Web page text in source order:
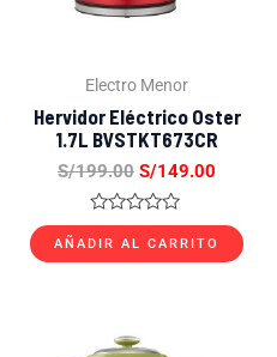
Electro Menor
Hervidor Eléctrico Oster
1.7L BVSTKT673CR
S/199.00 S/149.00
Valorado
con
0
AÑADIR AL CARRITO
precio